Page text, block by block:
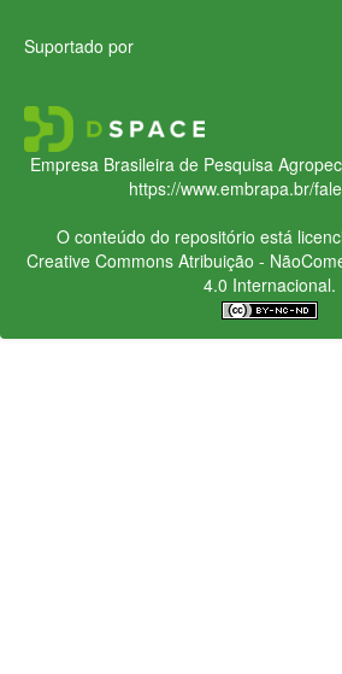
Suportado por
Empresa Brasileira de Pesquisa
https://www.embrapa.br/
O conteúdo do repositório está
Creative CommonsAtribuição -
4.0 Internacional.